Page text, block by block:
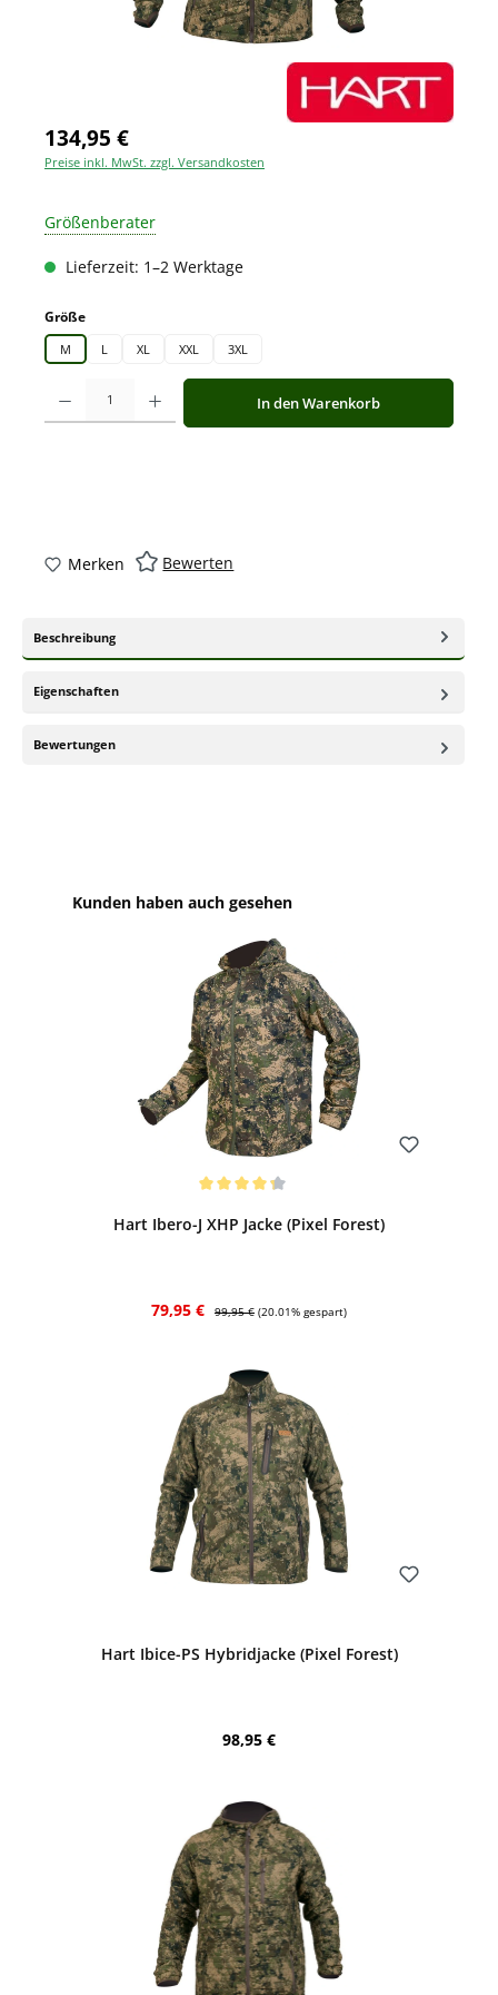
134,95 €
Preise inkl. MwSt. zzgl. Versandkosten
Größenberater
Lieferzeit: 1–2 Werktage
Größeauswählen
M L XL XXL 3XL
Produkt Anzahl: Gib den gewünschten Wert ein oder benutze die
In den Warenkorb
Merken Bewerten
Beschreibung
Eigenschaften
Bewertungen
Produktgalerie überspringen
Kunden haben auch gesehen
Hart Ibero-J XHP Jacke (Pixel Forest)
Verkaufspreis:
79,95 € Regulärer Preis:
99,95 € (20.01% gespart)
Hart Ibice-PS Hybridjacke (Pixel Forest)
Regulärer Preis:
98,95 €